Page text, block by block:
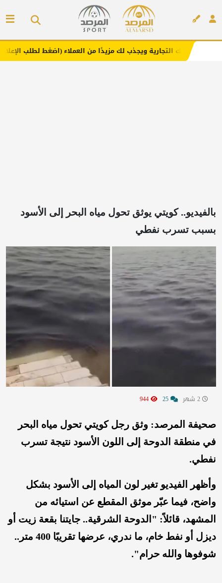
ويجذب لك مزيدًا من العملاء (اضغط لطلب الإعلان)
بالفيديو.. كويتي يوثق تحول مياه البحر إلى الأسود
بسبب تسرب نفطي
صحيفة المرصد: وثق رجل كويتي تحول مياه البحر
في منطقة الدوحة إلى اللون الأسود نتيجة تسرب
نفطي.
وأظهر الفيديو تغير لون المياه إلى الأسود بشكل
واضح، فيما عبّر موثق المقطع عن استيائه من
المشهد، قائلاً: "الدوحة الشرقية.. جايتنا بقعة زيت أو
ديزل أو نفط خام، ما ندري، عرضها تقريبًا 400 متر..
شوفوها والله حرام".